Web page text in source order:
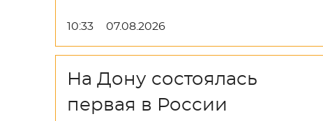
10:33 07.08.2026
На Дону состоялась
первая в России